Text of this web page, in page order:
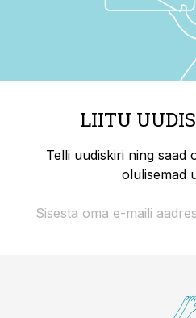
LIITU
Telli uudiskiri ning saad
olulisemad